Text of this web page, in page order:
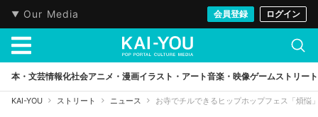
Our Media 会員登録 ログイン
本・文芸情報化社会アニメ・漫画イラスト・アート音楽・映像ゲームストリート
KAI-YOU ストリート ニュース お寺でチルできるヒップホップフェス「煩悩